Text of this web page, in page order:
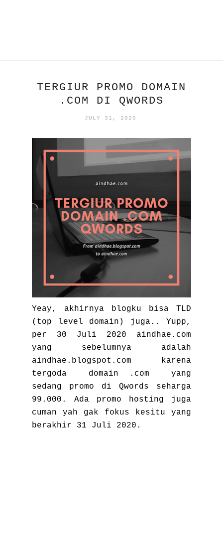
TERGIUR PROMO DOMAIN
.COM DI QWORDS
JULY 31, 2020
Yeay, akhirnya blogku bisa TLD
(top level domain) juga.. Yupp,
per 30 Juli 2020 aindhae.com
yang sebelumnya adalah
aindhae.blogspot.com karena
tergoda domain .com yang
sedang promo di Qwords seharga
99.000. Ada promo hosting juga
cuman yah gak fokus kesitu yang
berakhir 31 Juli 2020.